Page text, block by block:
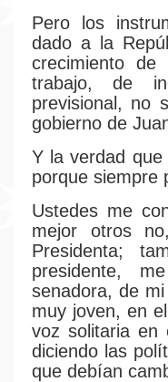
Pero los
dado a la
crecimiento
trabajo, de
previsional, no
gobierno de
Y la verdad
porque siempre
Ustedes me
mejor otros
Presidenta;
presidente,
senadora, de
muy joven, en
voz solitaria en
diciendo las
que debían